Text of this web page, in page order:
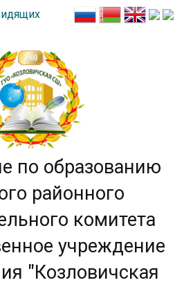
по образованию
районного
комитета
учреждение
"Козловичская